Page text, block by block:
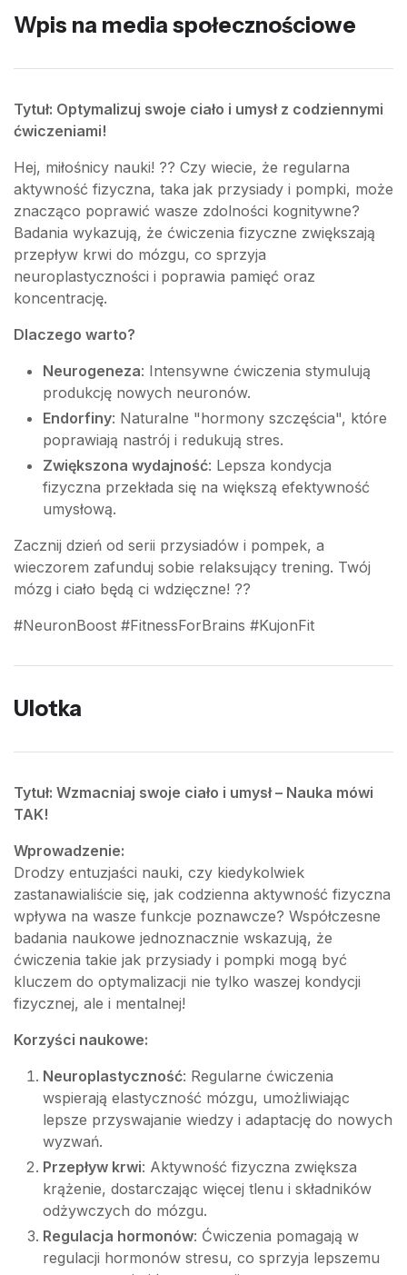
Wpis na media społecznościowe
Tytuł: Optymalizuj swoje ciało i umysł z codziennymi
ćwiczeniami!
Hej, miłośnicy nauki! ?? Czy wiecie, że regularna
aktywność fizyczna, taka jak przysiady i pompki, może
znacząco poprawić wasze zdolności kognitywne?
Badania wykazują, że ćwiczenia fizyczne zwiększają
przepływ krwi do mózgu, co sprzyja
neuroplastyczności i poprawia pamięć oraz
koncentrację.
Dlaczego warto?
Neurogeneza: Intensywne ćwiczenia stymulują
produkcję nowych neuronów.
Endorfiny: Naturalne "hormony szczęścia", które
poprawiają nastrój i redukują stres.
Zwiększona wydajność: Lepsza kondycja
fizyczna przekłada się na większą efektywność
umysłową.
Zacznij dzień od serii przysiadów i pompek, a
wieczorem zafunduj sobie relaksujący trening. Twój
mózg i ciało będą ci wdzięczne! ??
#NeuronBoost #FitnessForBrains #KujonFit
Ulotka
Tytuł: Wzmacniaj swoje ciało i umysł – Nauka mówi
TAK!
Wprowadzenie:
Drodzy entuzjaści nauki, czy kiedykolwiek
zastanawialiście się, jak codzienna aktywność fizyczna
wpływa na wasze funkcje poznawcze? Współczesne
badania naukowe jednoznacznie wskazują, że
ćwiczenia takie jak przysiady i pompki mogą być
kluczem do optymalizacji nie tylko waszej kondycji
fizycznej, ale i mentalnej!
Korzyści naukowe:
Neuroplastyczność: Regularne ćwiczenia
wspierają elastyczność mózgu, umożliwiając
lepsze przyswajanie wiedzy i adaptację do nowych
wyzwań.
Przepływ krwi: Aktywność fizyczna zwiększa
krążenie, dostarczając więcej tlenu i składników
odżywczych do mózgu.
Regulacja hormonów: Ćwiczenia pomagają w
regulacji hormonów stresu, co sprzyja lepszemu